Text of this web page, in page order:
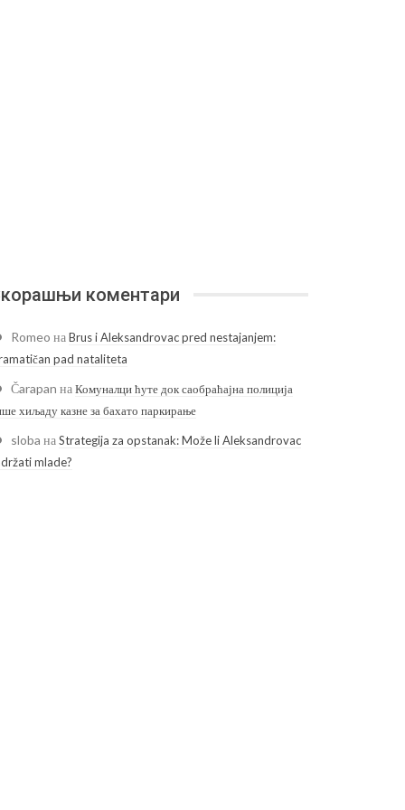
коментари
Romeo наBrus i Aleksandrovac pred nestajanjem:
pad nataliteta
Čarapan наКомуналци ћуте док саобраћајна полиција
хиљаду казне за бахато паркирање
sloba наStrategija za opstanak: Može li Aleksandrovac
mlade?